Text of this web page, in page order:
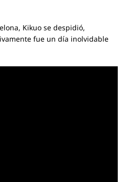
Kikuo se despidió,
fue un día inolvidable